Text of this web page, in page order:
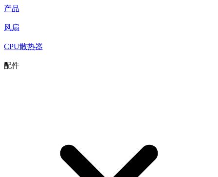
产品
风扇
CPU散热器
配件